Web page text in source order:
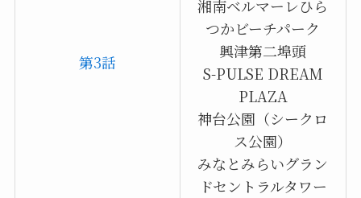
第3話
湘南ベルマーレひら
つかビーチパーク
興津第二埠頭
S-PULSE DREAM
PLAZA
神台公園（シークロ
ス公園）
みなとみらいグラン
ドセントラルタワー